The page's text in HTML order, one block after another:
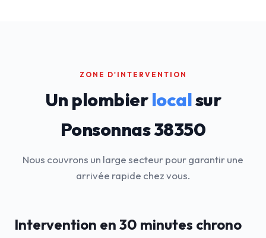
ZONE D'INTERVENTION
Un plombierlocalsur
Ponsonnas 38350
Nous couvrons un large secteur pour garantir une
arrivée rapide chez vous.
Intervention en 30 minutes chrono